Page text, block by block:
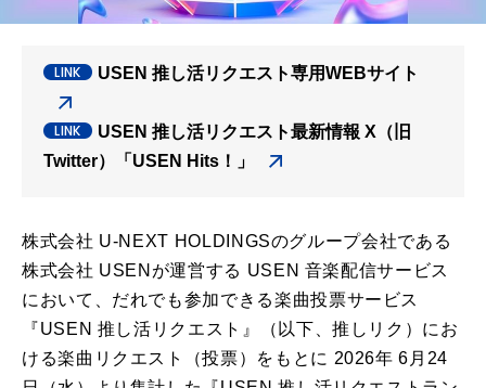
USEN 推し活リクエスト専用WEBサイト
USEN 推し活リクエスト最新情報 X（旧
Twitter）「USEN Hits！」
株式会社 U-NEXT HOLDINGSのグループ会社である
株式会社 USENが運営する USEN 音楽配信サービス
において、だれでも参加できる楽曲投票サービス
『USEN 推し活リクエスト』（以下、推しリク）にお
ける楽曲リクエスト（投票）をもとに 2026年 6月24